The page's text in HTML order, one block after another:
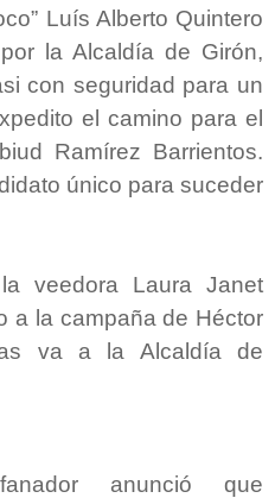
Luís Alberto Quintero
la Alcaldía de Girón,
con seguridad para un
el camino para el
Ramírez Barrientos.
único para suceder
veedora Laura Janet
a la campaña de Héctor
va a la Alcaldía de
anunció que